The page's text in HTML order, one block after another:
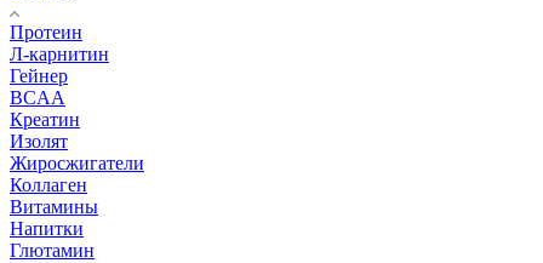
Протеин
Л-карнитин
Гейнер
BCAA
Креатин
Изолят
Жиросжигатели
Коллаген
Витамины
Напитки
Глютамин